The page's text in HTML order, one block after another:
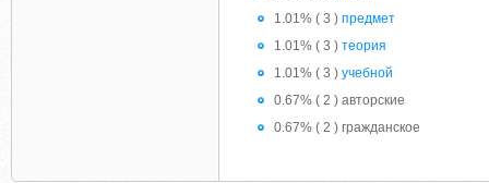
1.01% ( 3 ) предмет
1.01% ( 3 ) теория
1.01% ( 3 ) учебной
0.67% ( 2 ) авторские
0.67% ( 2 ) гражданское